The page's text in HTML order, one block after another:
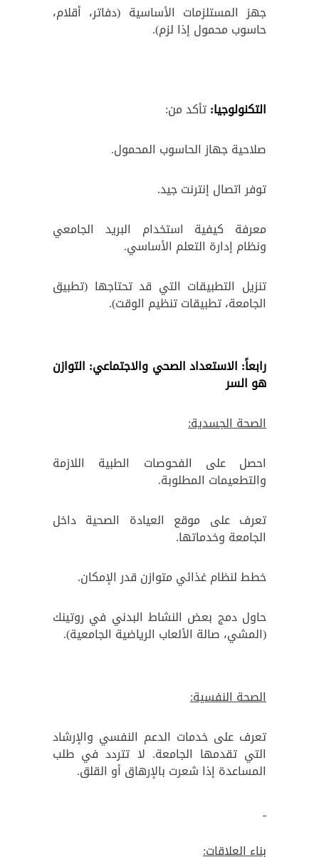
جهز المستلزمات الأساسية (دفاتر، أقلام،
حاسوب محمول إذا لزم).
التكنولوجيا:تأكد من:
صلاحية جهاز الحاسوب المحمول.
توفر اتصال إنترنت جيد.
معرفة كيفية استخدام البريد الجامعي
ونظام إدارة التعلم الأساسي.
تنزيل التطبيقات التي قد تحتاجها (تطبيق
الجامعة، تطبيقات تنظيم الوقت).
رابعاً: الاستعداد الصحي والاجتماعي: التوازن
هو السر
الصحة الجسدية:
احصل على الفحوصات الطبية اللازمة
والتطعيمات المطلوبة.
تعرف على موقع العيادة الصحية داخل
الجامعة وخدماتها.
خطط لنظام غذائي متوازن قدر الإمكان.
حاول دمج بعض النشاط البدني في روتينك
(المشي، صالة الألعاب الرياضية الجامعية).
الصحة النفسية:
تعرف على خدمات الدعم النفسي والإرشاد
التي تقدمها الجامعة. لا تتردد في طلب
المساعدة إذا شعرت بالإرهاق أو القلق.
بناء العلاقات: